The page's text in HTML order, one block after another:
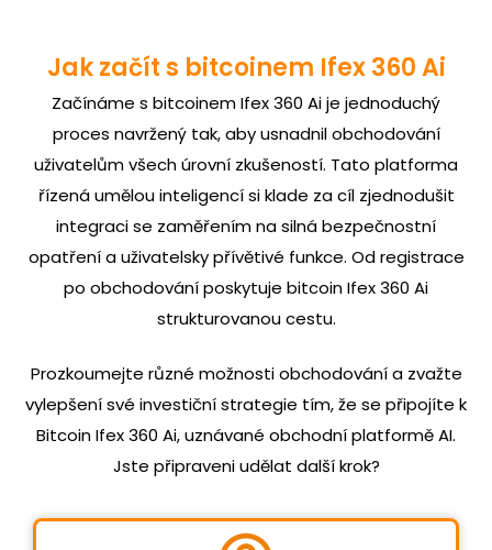
Jak začít s bitcoinem Ifex 360 Ai
Začínáme s bitcoinem Ifex 360 Ai je jednoduchý
proces navržený tak, aby usnadnil obchodování
uživatelům všech úrovní zkušeností. Tato platforma
řízená umělou inteligencí si klade za cíl zjednodušit
integraci se zaměřením na silná bezpečnostní
opatření a uživatelsky přívětivé funkce. Od registrace
po obchodování poskytuje bitcoin Ifex 360 Ai
strukturovanou cestu.
Prozkoumejte různé možnosti obchodování a zvažte
vylepšení své investiční strategie tím, že se připojíte k
Bitcoin Ifex 360 Ai, uznávané obchodní platformě AI.
Jste připraveni udělat další krok?